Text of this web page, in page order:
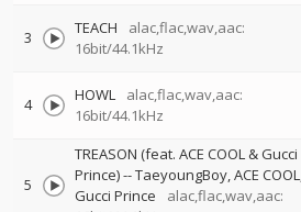
3 TEACH
alac,flac,wav,aac:
16bit/44.1kHz
4 HOWL
alac,flac,wav,aac:
16bit/44.1kHz
5
TREASON (feat. ACE COOL & Gucci
Prince)--TaeyoungBoy ACE COOL
Gucci Prince
alac,flac,wav,aac: